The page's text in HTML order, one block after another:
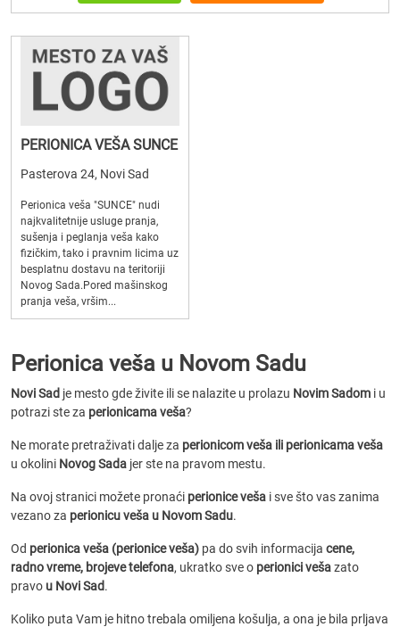
PERIONICA VEŠA SUNCE
Pasterova 24, Novi Sad
Perionica veša "SUNCE" nudi
najkvalitetnije usluge pranja,
sušenja i peglanja veša kako
fizičkim, tako i pravnim licima uz
besplatnu dostavu na teritoriji
Novog Sada.Pored mašinskog
pranja veša, vršim...
Perionica veša u Novom Sadu
Novi Sad je mesto gde živite ili se nalazite u prolazu Novim Sadom i u
potrazi ste za perionicama veša?
Ne morate pretraživati dalje za perionicom veša ili perionicama veša
u okolini Novog Sada jer ste na pravom mestu.
Na ovoj stranici možete pronaći perionice veša i sve što vas zanima
vezano za perionicu veša u Novom Sadu.
Od perionica veša (perionice veša) pa do svih informacija cene,
radno vreme, brojeve telefona, ukratko sve o perionici vešazato
pravo u Novi Sad.
Koliko puta Vam je hitno trebala omiljena košulja, a ona je bila prljava